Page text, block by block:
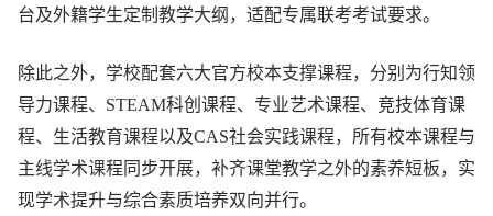
台及外籍学生定制教学大纲，适配专属联考考试要求。
除此之外，学校配套六大官方校本支撑课程，分别为行知领
导力课程、STEAM科创课程、专业艺术课程、竞技体育课
程、生活教育课程以及CAS社会实践课程，所有校本课程与
主线学术课程同步开展，补齐课堂教学之外的素养短板，实
现学术提升与综合素质培养双向并行。